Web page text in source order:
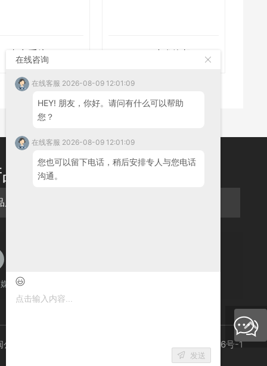
真空系统 EVA小发泡机
示
公网安备35058202001148 闽ICP备20015756号-1
在线咨询
在线客服 2026-08-09 12:01:09
HEY! 朋友，你好。请问有什么可以帮助
您？
在线客服 2026-08-09 12:01:09
您也可以留下电话，稍后安排专人与您电话
沟通。
发送